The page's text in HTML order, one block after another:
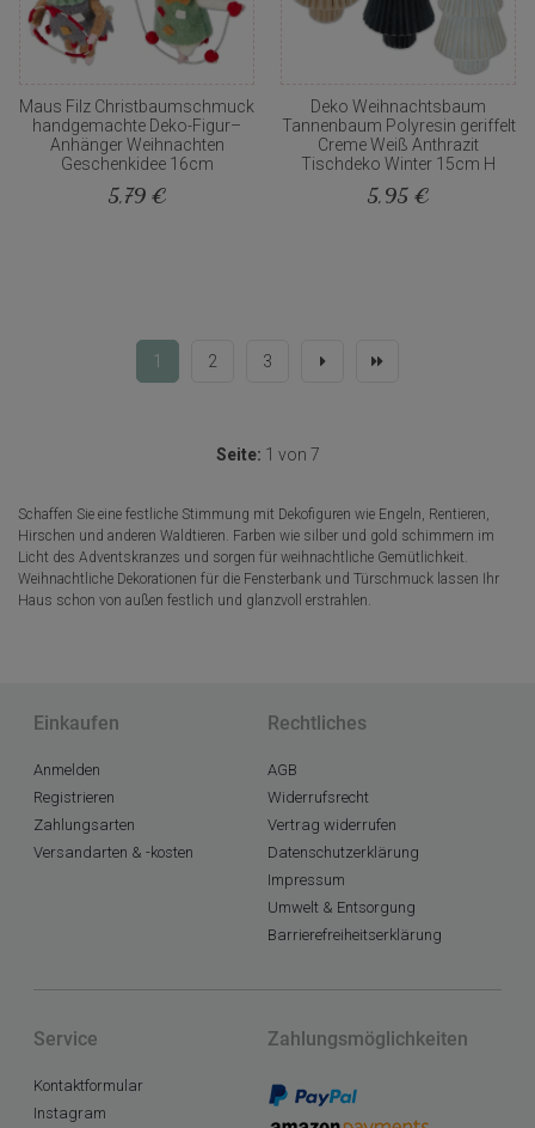
Maus Filz Christbaumschmuck
handgemachte Deko-Figur–
Anhänger Weihnachten
Geschenkidee 16cm
5,79 €
Deko Weihnachtsbaum
Tannenbaum Polyresin geriffelt
Creme Weiß Anthrazit
Tischdeko Winter 15cm H
5,95 €
1 2 3
Seite: 1 von 7
Schaffen Sie eine festliche Stimmung mit Dekofiguren wie Engeln, Rentieren,
Hirschen und anderen Waldtieren. Farben wie silber und gold schimmern im
Licht des Adventskranzes und sorgen für weihnachtliche Gemütlichkeit.
Weihnachtliche Dekorationen für die Fensterbank und Türschmuck lassen Ihr
Haus schon von außen festlich und glanzvoll erstrahlen.
Einkaufen
Anmelden
Registrieren
Zahlungsarten
Versandarten & -kosten
Rechtliches
AGB
Widerrufsrecht
Vertrag widerrufen
Datenschutzerklärung
Impressum
Umwelt & Entsorgung
Barrierefreiheitserklärung
Service
Kontaktformular
Instagram
Zahlungsmöglichkeiten